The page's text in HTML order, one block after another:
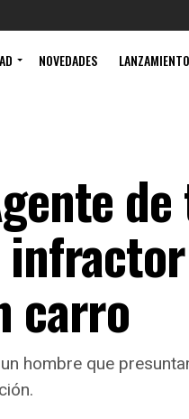
NOVEDADES
carro
hombre que